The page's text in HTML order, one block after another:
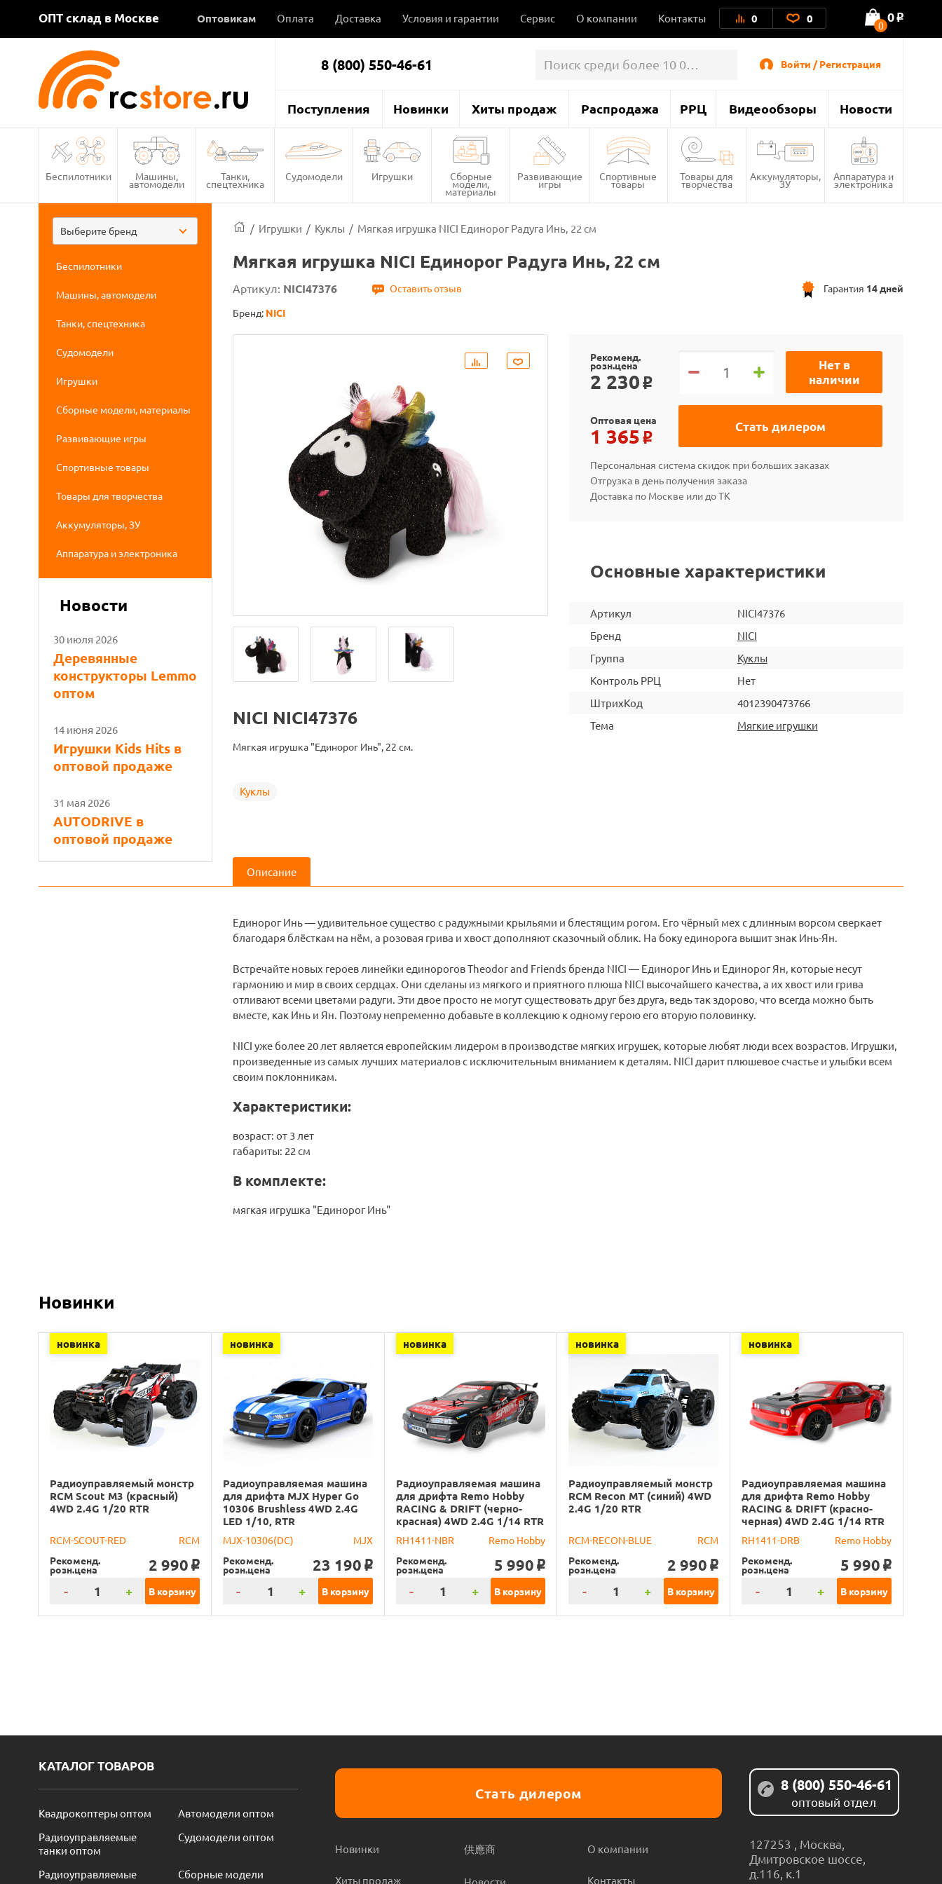
ОПТ склад в Москве Оптовикам Оплата Доставка Условия и гарантии Сервис О компании Контакты 0 0 0
0 o
8 (800) 550-46-61 Войти / Регистрация
Поступления Новинки Хиты продаж Распродажа РРЦ Видеообзоры Новости
Беспилотники Машины,
автомодели
Танки,
спецтехника
Судомодели Игрушки Сборные
модели,
материалы
Развивающие
игры
Спортивные
товары
Товары для
творчества
Аккумуляторы,
ЗУ
Аппаратура и
электроника
Выберите бренд
Беспилотники
Машины, автомодели
Танки, спецтехника
Судомодели
Игрушки
Сборные модели, материалы
Развивающие игры
Спортивные товары
Товары для творчества
Аккумуляторы, ЗУ
Аппаратура и электроника
Новости
30 июля 2026
Деревянные
конструкторы Lemmo
оптом
14 июня 2026
Игрушки Kids Hits в
оптовой продаже
31 мая 2026
AUTODRIVE в
оптовой продаже
/ Игрушки / Куклы / Мягкая игрушка NICI Единорог Радуга Инь, 22 см
Мягкая игрушка NICI Единорог Радуга Инь, 22 см
Артикул: NICI47376 Оставить отзыв Гарантия 14 дней
Бренд: NICI
NICI NICI47376
Мягкая игрушка "Единорог Инь", 22 см.
Куклы
Рекоменд.
розн.цена
2 230 o
Нет в
наличии
Стать дилером
Оптовая цена
1 365 o
Персональная система скидок при больших заказах
Отгрузка в день получения заказа
Доставка по Москве или до ТК
Основные характеристики
Артикул
NICI47376
Бренд
NICI
Группа
Куклы
Контроль РРЦ
Нет
ШтрихКод
4012390473766
Тема
Мягкие игрушки
Описание
Единорог Инь — удивительное существо с радужными крыльями и блестящим рогом. Его чёрный мех с длинным ворсом сверкает
благодаря блёсткам на нём, а розовая грива и хвост дополняют сказочный облик. На боку единорога вышит знак Инь-Ян.
Встречайте новых героев линейки единорогов Theodor and Friends бренда NICI — Единорог Инь и Единорог Ян, которые несут
гармонию и мир в своих сердцах. Они сделаны из мягкого и приятного плюша NICI высочайшего качества, а их хвост или грива
отливают всеми цветами радуги. Эти двое просто не могут существовать друг без друга, ведь так здорово, что всегда можно быть
вместе, как Инь и Ян. Поэтому непременно добавьте в коллекцию к одному герою его вторую половинку.
NICI уже более 20 лет является европейским лидером в производстве мягких игрушек, которые любят люди всех возрастов. Игрушки,
произведенные из самых лучших материалов с исключительным вниманием к деталям. NICI дарит плюшевое счастье и улыбки всем
своим поклонникам.
Характеристики:
возраст: от 3 лет
габариты: 22 см
В комплекте:
мягкая игрушка "Единорог Инь"
Новинки
новинка
Радиоуправляемый монстр
RCM Scout M3 (красный)
4WD 2.4G 1/20 RTR
RCM-SCOUT-RED
RCM
Рекоменд.
розн.цена 2 990 o
- + В корзину
новинка
Радиоуправляемая машина
для дрифта MJX Hyper Go
10306 Brushless 4WD 2.4G
LED 1/10, RTR
MJX-10306(DC)
MJX
Рекоменд.
розн.цена 23 190 o
- + В корзину
новинка
Радиоуправляемая машина
для дрифта Remo Hobby
RACING & DRIFT (черно-
красная) 4WD 2.4G 1/14 RTR
RH1411-NBR
Remo Hobby
Рекоменд.
розн.цена 5 990 o
- + В корзину
новинка
Радиоуправляемый монстр
RCM Recon MT (синий) 4WD
2.4G 1/20 RTR
RCM-RECON-BLUE
RCM
Рекоменд.
розн.цена 2 990 o
- + В корзину
новинка
Радиоуправляемая машина
для дрифта Remo Hobby
RACING & DRIFT (красно-
черная) 4WD 2.4G 1/14 RTR
RH1411-DRB
Remo Hobby
Рекоменд.
розн.цена 5 990 o
- + В корзину
КАТАЛОГ ТОВАРОВ
Квадрокоптеры оптом
Автомодели оптом
Радиоуправляемые
танки оптом
Судомодели оптом
Радиоуправляемые
Сборные модели
Стать дилером
Новинки
Хиты продаж
供應商 О компании
Контакты
8 (800) 550-46-61
оптовый отдел
127253 Москва
Дмитровское шоссе,
д.116, к.1